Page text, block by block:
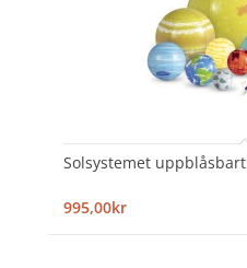
Solsystemet uppblåsbart
995,00kr